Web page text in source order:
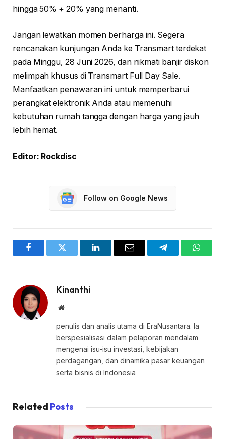
hingga 50% + 20% yang menanti.
Jangan lewatkan momen berharga ini. Segera
rencanakan kunjungan Anda ke Transmart terdekat
pada Minggu, 28 Juni 2026, dan nikmati banjir diskon
melimpah khusus di Transmart Full Day Sale.
Manfaatkan penawaran ini untuk memperbarui
perangkat elektronik Anda atau memenuhi
kebutuhan rumah tangga dengan harga yang jauh
lebih hemat.
Editor: Rockdisc
Follow on Google News
FacebookTwitter LinkedInEmail Telegram
Kinanthi
Website
penulis dan analis utama di EraNusantara. Ia
berspesialisasi dalam pelaporan mendalam
mengenai isu-isu investasi, kebijakan
perdagangan, dan dinamika pasar keuangan
serta bisnis di Indonesia
Related Posts